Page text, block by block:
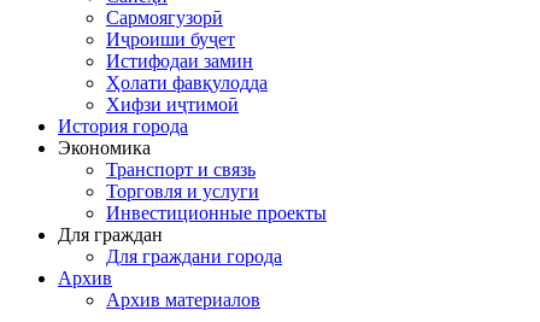
Сармоягузорӣ
Иҷроиши буҷет
Истифодаи замин
Ҳолати фавқулодда
Хифзи иҷтимоӣ
История города
Экономика
Транспорт и связь
Торговля и услуги
Инвестиционные проекты
Для граждан
Для граждани города
Архив
Архив материалов